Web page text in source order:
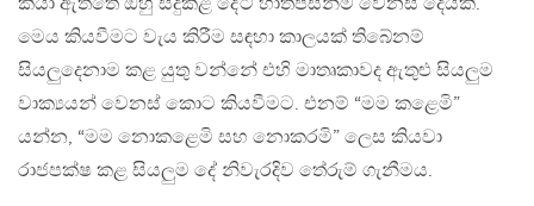
මෙය කියවීමට වැය කිරීම සඳහා කාලයක් තිබේනම්
සියලුදෙනාම කළ යුතු වන්නේ එහි මාතෘකාවද ඇතුළු සියලුම
වාක්‍යයන් වෙනස් කොට කියවීමට. එනම් “මම කළෙමි”
යන්න, “මම නොකළෙමි සහ නොකරමි” ලෙස කියවා
රාජපක්ෂ කළ සියලුම දේ නිවැරදිව තේරුම් ගැනීමය.